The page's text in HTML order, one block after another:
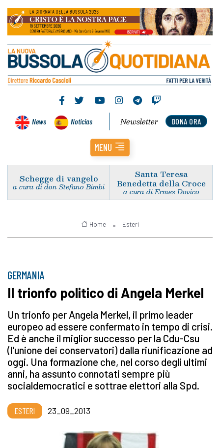
News Noticias DONA ORA
Newsletter
MENU
Schegge di vangelo
a cura di don Stefano Bimbi
Santa Teresa
Benedetta della Croce
a cura di Ermes Dovico
Home Esteri
GERMANIA
Il trionfo politico di Angela Merkel
Un trionfo per Angela Merkel, il primo leader
europeo ad essere confermato in tempo di crisi.
Ed è anche il miglior successo per la Cdu-Csu
(l'unione dei conservatori) dalla riunificazione ad
oggi. Una formazione che, nel corso degli ultimi
anni, ha assunto connotati sempre più
socialdemocratici e sottrae elettori alla Spd.
ESTERI 23_09_2013